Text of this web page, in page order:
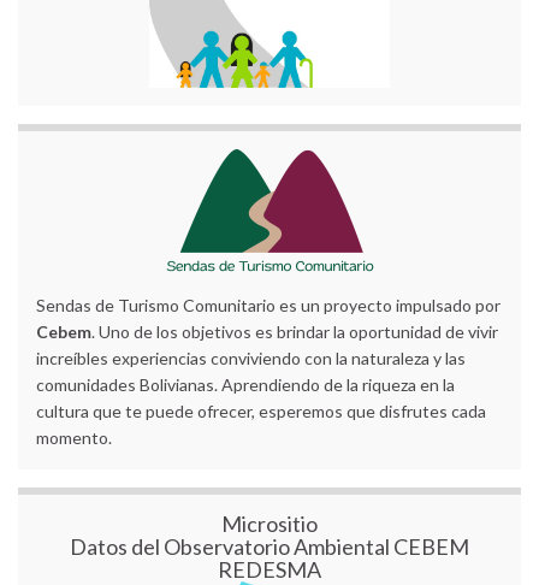
Sendas de Turismo Comunitario es un proyecto impulsado por
Cebem. Uno de los objetivos es brindar la oportunidad de vivir
increíbles experiencias conviviendo con la naturaleza y las
comunidades Bolivianas. Aprendiendo de la riqueza en la
cultura que te puede ofrecer, esperemos que disfrutes cada
momento.
Micrositio
Datos del Observatorio Ambiental CEBEM
REDESMA